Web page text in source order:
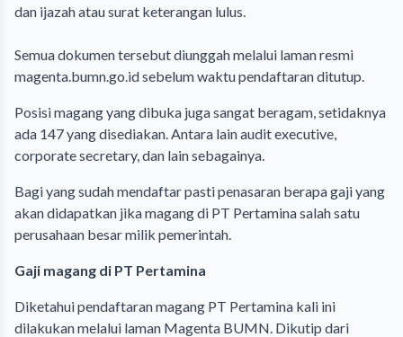
dan ijazah atau surat keterangan lulus.
Semua dokumen tersebut diunggah melalui laman resmi
magenta.bumn.go.id sebelum waktu pendaftaran ditutup.
Posisi magang yang dibuka juga sangat beragam, setidaknya
ada 147 yang disediakan. Antara lain audit executive,
corporate secretary, dan lain sebagainya.
Bagi yang sudah mendaftar pasti penasaran berapa gaji yang
akan didapatkan jika magang di PT Pertamina salah satu
perusahaan besar milik pemerintah.
Gaji magang di PT Pertamina
Diketahui pendaftaran magang PT Pertamina kali ini
dilakukan melalui laman Magenta BUMN. Dikutip dari